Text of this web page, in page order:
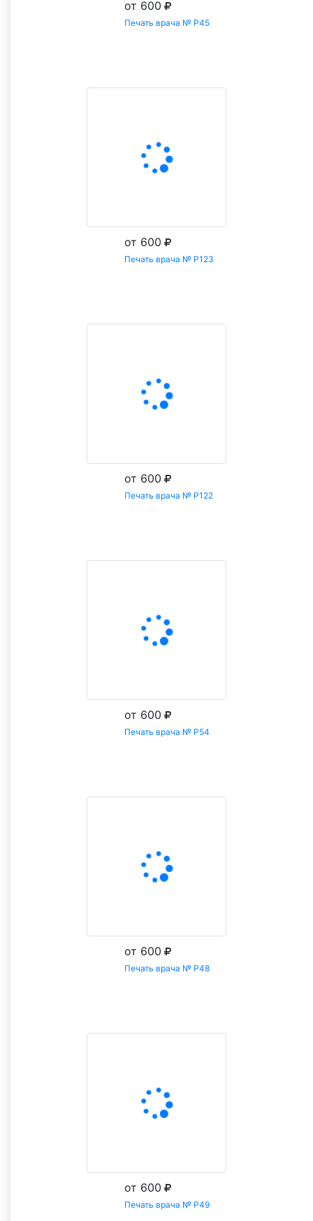
от 600
Печать врача № Р45
от 600
Печать врача № Р123
от 600
Печать врача № Р122
от 600
Печать врача № Р54
от 600
Печать врача № Р48
от 600
Печать врача № Р49